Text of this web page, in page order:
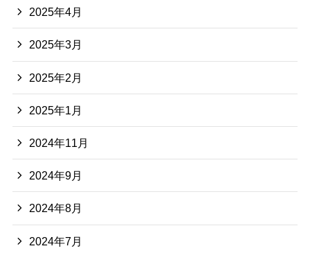
2025年4月
2025年3月
2025年2月
2025年1月
2024年11月
2024年9月
2024年8月
2024年7月